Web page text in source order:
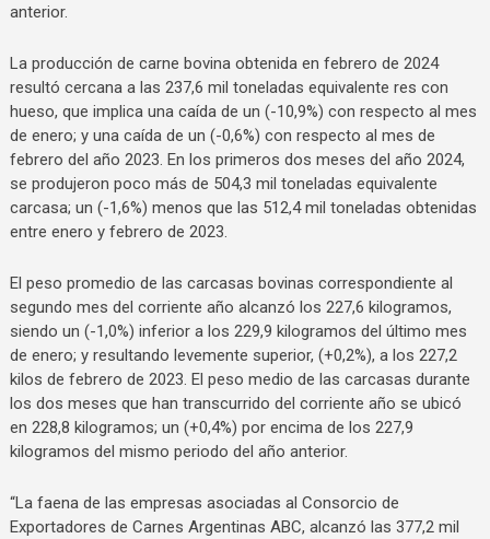
anterior.
La producción de carne bovina obtenida en febrero de 2024
resultó cercana a las 237,6 mil toneladas equivalente res con
hueso, que implica una caída de un (-10,9%) con respecto al mes
de enero; y una caída de un (-0,6%) con respecto al mes de
febrero del año 2023. En los primeros dos meses del año 2024,
se produjeron poco más de 504,3 mil toneladas equivalente
carcasa; un (-1,6%) menos que las 512,4 mil toneladas obtenidas
entre enero y febrero de 2023.
El peso promedio de las carcasas bovinas correspondiente al
segundo mes del corriente año alcanzó los 227,6 kilogramos,
siendo un (-1,0%) inferior a los 229,9 kilogramos del último mes
de enero; y resultando levemente superior, (+0,2%), a los 227,2
kilos de febrero de 2023. El peso medio de las carcasas durante
los dos meses que han transcurrido del corriente año se ubicó
en 228,8 kilogramos; un (+0,4%) por encima de los 227,9
kilogramos del mismo periodo del año anterior.
“La faena de las empresas asociadas al Consorcio de
Exportadores de Carnes Argentinas ABC, alcanzó las 377,2 mil